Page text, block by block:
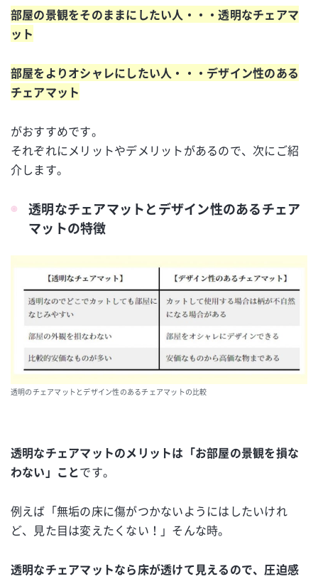
部屋の景観をそのままにしたい人・・・透明なチェアマ
ット
部屋をよりオシャレにしたい人・・・デザイン性のある
チェアマット
がおすすめです。
それぞれにメリットやデメリットがあるので、次にご紹
介します。
透明なチェアマットとデザイン性のあるチェア
マットの特徴
透明のチェアマットとデザイン性のあるチェアマットの比較
透明なチェアマットのメリットは「お部屋の景観を損な
わない」ことです。
例えば「無垢の床に傷がつかないようにはしたいけれ
ど、見た目は変えたくない！」そんな時。
透明なチェアマットなら床が透けて見えるので、圧迫感